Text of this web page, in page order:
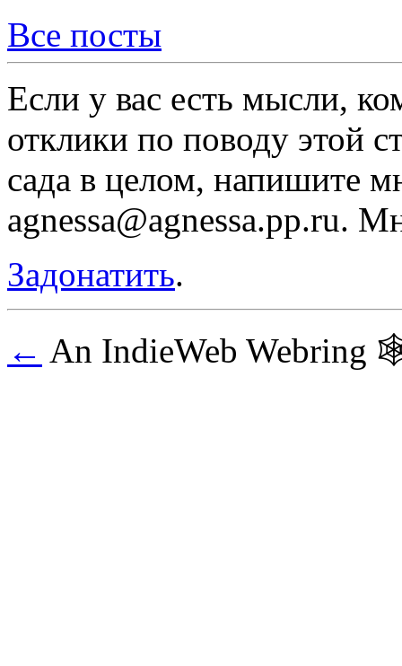
Все посты
Если у вас есть мысли,
отклики по поводу этой
сада в целом, напишите
agnessa@agnessa.pp.ru.
Задонатить.
← An IndieWeb Webring